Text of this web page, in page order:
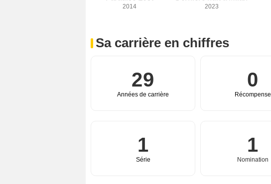
2014 2023
Sa carrière en chiffres
29
Années de carrière
0
Récompense
1
Série
1
Nomination